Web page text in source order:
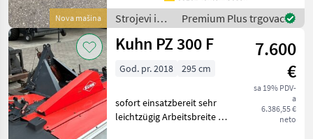
Nova mašina
auf den Mähteller Schlüssel
für Messerschnellwechsel
Arbe
Strojevi i
oprema za
travu i
Sonstige
Premium Plus trgovac
Kuhn PZ 300 F
7.600
€
sa 19% PDV-
a
6.386,55 €
neto
God. pr. 2018 295 cm
sofort einsatzbereit sehr
leichtzügig Arbeitsbreite 2,